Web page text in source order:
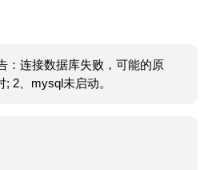
：连接数据库失败，可能的原
2、mysql未启动。